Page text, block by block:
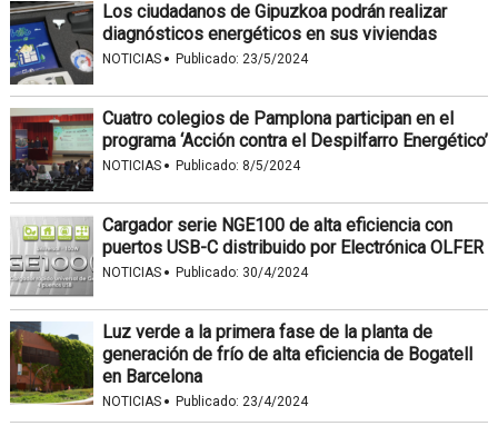
Los ciudadanos de Gipuzkoa podrán realizar
diagnósticos energéticos en sus viviendas
NOTICIAS · Publicado: 23/5/2024
Cuatro colegios de Pamplona participan en el
programa ‘Acción contra el Despilfarro Energético’
NOTICIAS · Publicado: 8/5/2024
Cargador serie NGE100 de alta eficiencia con
puertos USB-C distribuido por Electrónica OLFER
NOTICIAS · Publicado: 30/4/2024
Luz verde a la primera fase de la planta de
generación de frío de alta eficiencia de Bogatell
en Barcelona
NOTICIAS · Publicado: 23/4/2024